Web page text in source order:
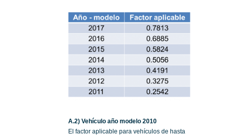
A.2) Vehículo año modelo 2010
El factor aplicable para vehículos de hasta